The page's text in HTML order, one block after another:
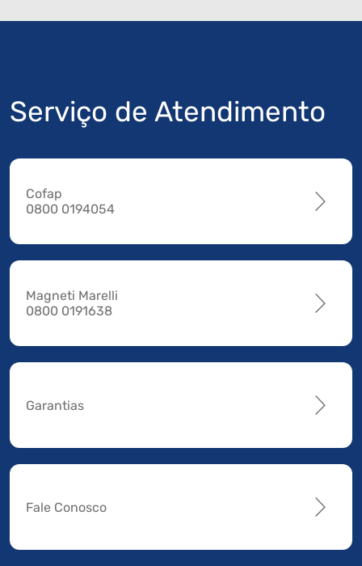
Serviço de Atendimento
Cofap
0800 0194054
Magneti Marelli
0800 0191638
Garantias
Fale Conosco